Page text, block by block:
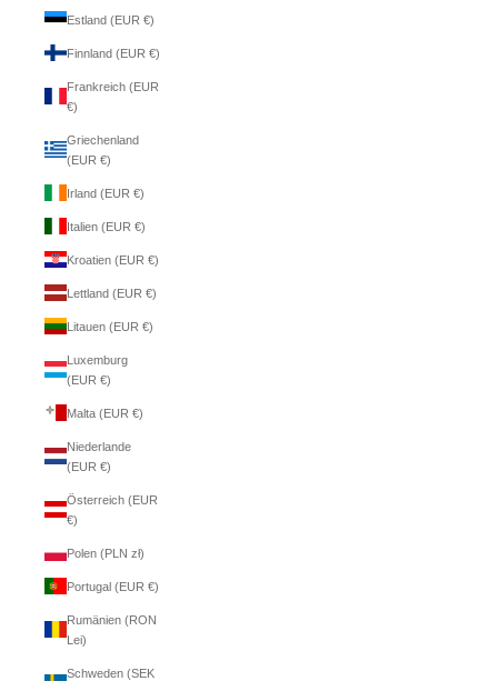
Estland (EUR €)
Finnland (EUR €)
Frankreich (EUR
€)
Griechenland
(EUR €)
Irland (EUR €)
Italien (EUR €)
Kroatien (EUR €)
Lettland (EUR €)
Litauen (EUR €)
Luxemburg
(EUR €)
Malta (EUR €)
Niederlande
(EUR €)
Österreich (EUR
€)
Polen (PLN zł)
Portugal (EUR €)
Rumänien (RON
Lei)
Schweden (SEK